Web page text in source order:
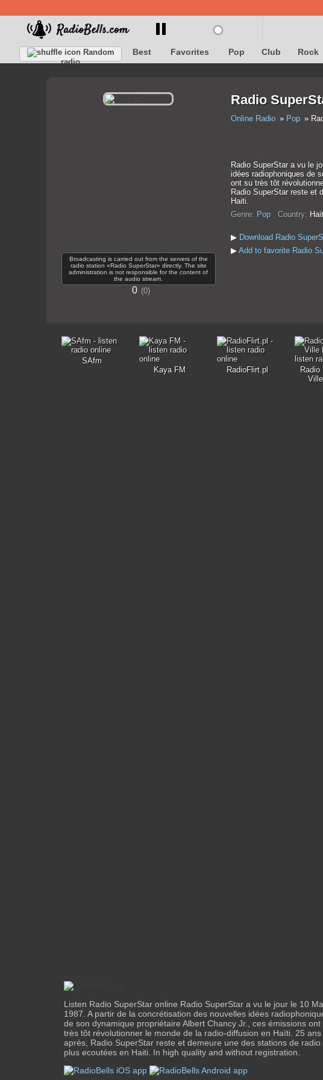
Random
radio
Best Favorites Pop Club Rock
Broadcasting is carried out from the servers of the
radio station «Radio SuperStar» directly. The site
administration is not responsible for the content of
the audio stream.
0 0
Radio
Online Radio Pop
Radio SuperStar a vu le
idées radiophoniques de
ont su très tôt
Radio SuperStar reste et
Haiti.
Genre: Pop Country:
▶ Download Radio
▶ Add to favorite Radio
SAfm
Kaya FM
RadioFlirt.pl
Radio
Listen Radio SuperStar online Radio SuperStar a vu le jour le 10
1987. A partir de la concrétisation des nouvelles idées
de son dynamique propriétaire Albert Chancy Jr., ces émissions ont
très tôt révolutionner le monde de la radio-diffusion en Haïti. 25 ans
après, Radio SuperStar reste et demeure une des stations de radio
plus ecoutées en Haiti. In high quality and without registration.